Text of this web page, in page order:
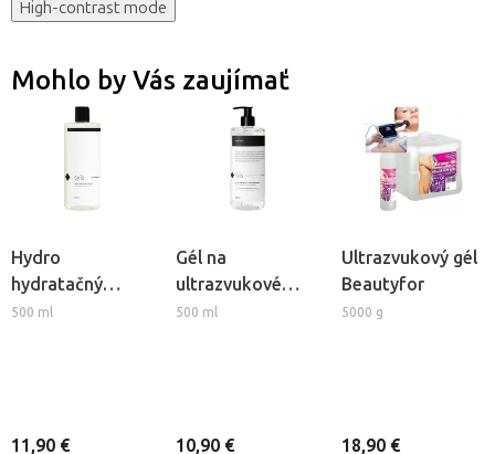
High-contrast mode
Mohlo by Vás zaujímať
Hydro
hydratačný
koktail Syis
500 ml
11,90 €
Gél na
ultrazvukové
ošetrenia Syis s
500 ml
10,90 €
Ultrazvukový gél
Beautyfor
5000 g
18,90 €